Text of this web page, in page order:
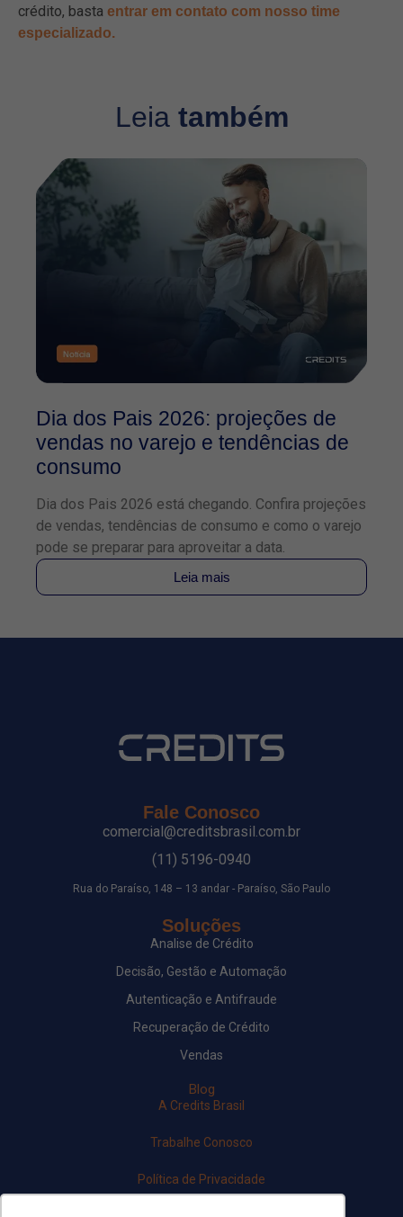
crédito, basta entrar em contato com nosso time
especializado.
Leia também
Dia dos Pais 2026: projeções de
vendas no varejo e tendências de
consumo
Dia dos Pais 2026 está chegando. Confira projeções
de vendas, tendências de consumo e como o varejo
pode se preparar para aproveitar a data.
Leia mais
Fale Conosco
comercial@creditsbrasil.com.br
(11) 5196-0940
Rua do Paraíso, 148 – 13 andar - Paraíso, São Paulo
Soluções
Analise de Crédito
Decisão, Gestão e Automação
Autenticação e Antifraude
Recuperação de Crédito
Vendas
Blog
A Credits Brasil
Trabalhe Conosco
Política de Privacidade